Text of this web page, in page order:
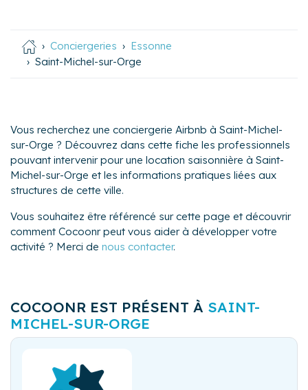
Conciergeries
Essonne
Saint-Michel-sur-Orge
Vous recherchez une conciergerie Airbnb à Saint-Michel-
sur-Orge ? Découvrez dans cette fiche les professionnels
pouvant intervenir pour une location saisonnière à Saint-
Michel-sur-Orge et les informations pratiques liées aux
structures de cette ville.
Vous souhaitez être référencé sur cette page et découvrir
comment Cocoonr peut vous aider à développer votre
activité ? Merci de nous contacter.
COCOONR EST PRÉSENT À SAINT-
MICHEL-SUR-ORGE